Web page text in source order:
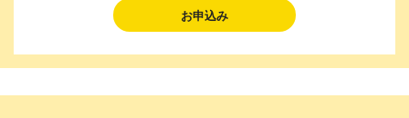
お申込み